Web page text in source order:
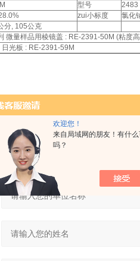
欢迎您！
来自局域网的朋友！有什
吗？
型号
2483
zui小标度
氯化
分, 105公克
微量样品用棱镜盖 : RE-2391-50M (粘度
日光板 : RE-2391-59M